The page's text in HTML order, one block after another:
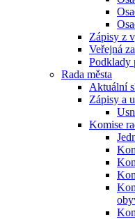
Zápisy z
Veřejná
Podklady
Rada města
Aktuální
Zápisy a
Komise